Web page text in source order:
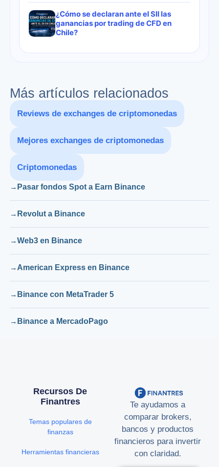
¿Cómo se declaran ante el SII las
ganancias por trading de CFD en
Chile?
Más artículos relacionados
Reviews de exchanges de criptomonedas
Mejores exchanges de criptomonedas
Criptomonedas
Pasar fondos Spot a Earn Binance
Revolut a Binance
Web3 en Binance
American Express en Binance
Binance con MetaTrader 5
Binance a MercadoPago
Te ayudamos a
comparar brokers,
bancos y productos
financieros para invertir
con claridad.
Recursos De
Finantres
Temas populares de
finanzas
Herramientas financieras